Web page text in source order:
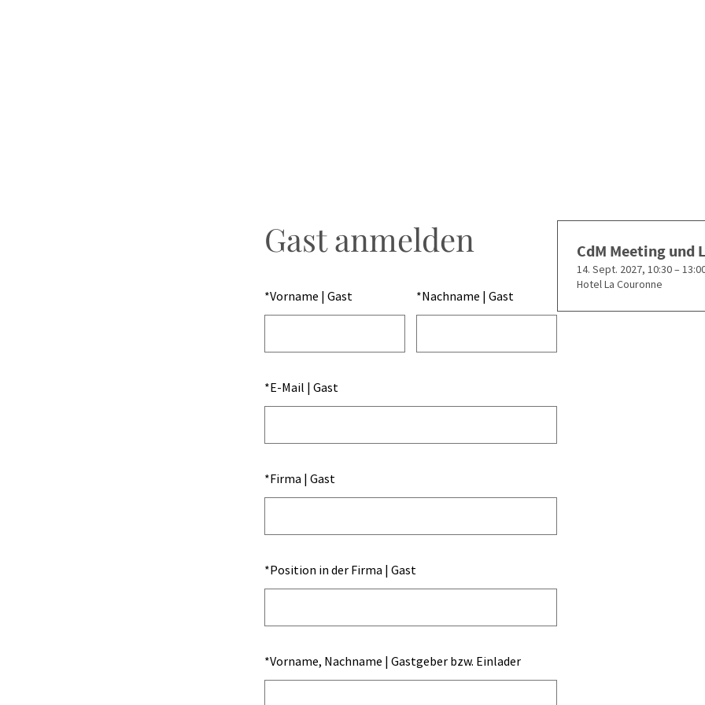
Gast anmelden
*Vorname | Gast *Nachname | Gast
*E-Mail | Gast
*Firma | Gast
*Position in der Firma | Gast
*Vorname, Nachname | Gastgeber bzw. Einlader
CdM Meeting und
14. Sept. 2027, 10:30 –
Hotel La Couronne